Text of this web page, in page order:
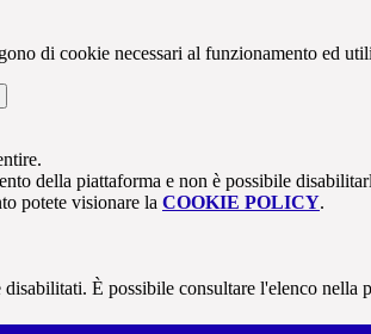
di cookie necessari al funzionamento ed
della piattaforma e non è possibile
potete visionare la COOKIE POLICY.
È possibile consultare l'elenco nella